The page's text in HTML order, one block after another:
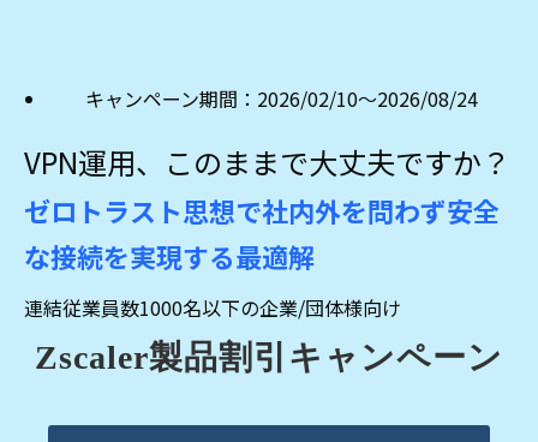
キャンペーン期間：2026/02/10～2026/08/24
VPN運用、このままで大丈夫ですか？
ゼロトラスト思想で社内外を問わず安全
な接続を実現する最適解
連結従業員数1000名以下の企業/団体様向け
Zscaler製品割引キャンペーン